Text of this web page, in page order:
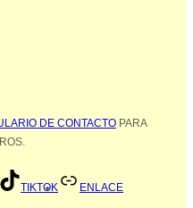
DE CONTACTO PARA
TIKTOK ENLACE